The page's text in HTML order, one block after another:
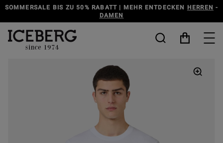
SOMMERSALE BIS ZU 50% RABATT | MEHR ENTDECKEN HERREN -
DAMEN